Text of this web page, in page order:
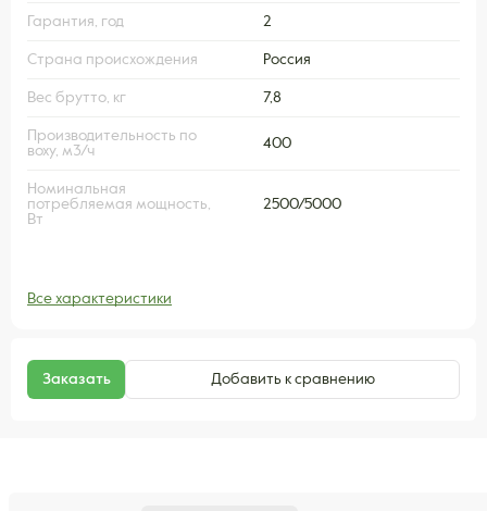
Гарантия, год 2
Страна происхождения Россия
Вес брутто, кг 7,8
Производительность по
воху, м3/ч
400
Номинальная
потребляемая мощность,
Вт
2500/5000
Все характеристики
Заказать Добавить к сравнению